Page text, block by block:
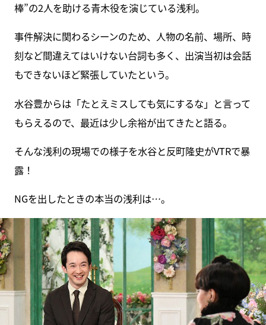
棒”の2人を助ける青木役を演じている浅利。
事件解決に関わるシーンのため、人物の名前、場所、時
刻など間違えてはいけない台詞も多く、出演当初は会話
もできないほど緊張していたという。
水谷豊からは「たとえミスしても気にするな」と言って
もらえるので、最近は少し余裕が出てきたと語る。
そんな浅利の現場での様子を水谷と反町隆史がVTRで暴
露！
NGを出したときの本当の浅利は…。